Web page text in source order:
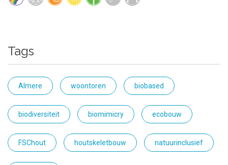
Tags
Almere woontoren biobased
biodiversiteit biomimicry ecobouw
FSChout houtskeletbouw natuurinclusief